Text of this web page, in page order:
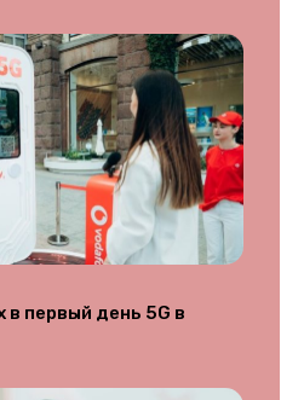
первый день 5G в